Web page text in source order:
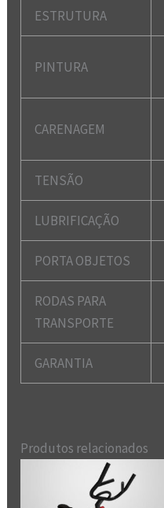
ESTRUTURA
PINTURA
CARENAGEM
TENSÃO
LUBRIFICAÇÃO
PORTA OBJETOS
RODAS PARA
TRANSPORTE
GARANTIA
Produtos relacionados